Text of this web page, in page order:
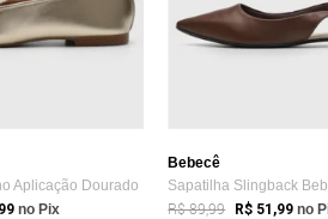
Aplicação Dourado
no Pix
Bebecê
Sapatilha Slingback
R$ 89,99 R$ 51,99 no